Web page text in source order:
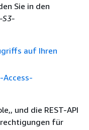
Sie in den
S3-
auf Ihren
Access-
und die REST-API
für